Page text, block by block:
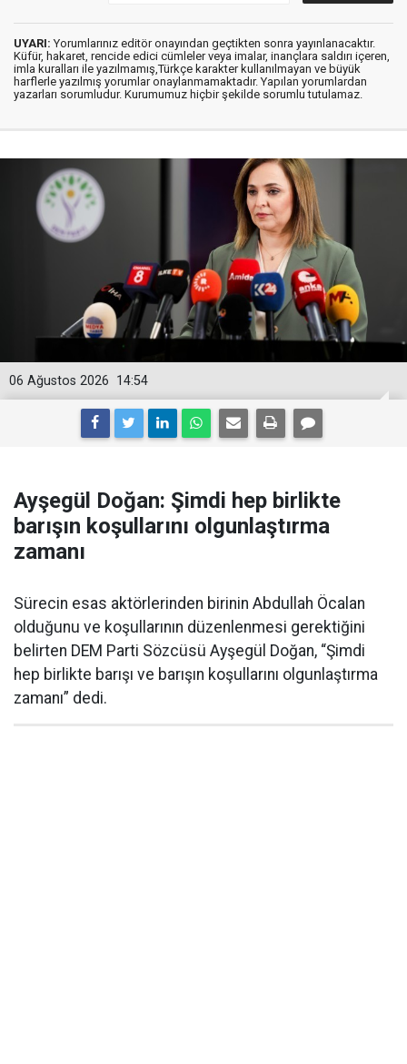
UYARI: Yorumlarınız editör onayından geçtikten sonra yayınlanacaktır.
Küfür, hakaret, rencide edici cümleler veya imalar, inançlara saldırı içeren,
imla kuralları ile yazılmamış,Türkçe karakter kullanılmayan ve büyük
harflerle yazılmış yorumlar onaylanmamaktadır. Yapılan yorumlardan
yazarları sorumludur. Kurumumuz hiçbir şekilde sorumlu tutulamaz.
14:54
06 Ağustos 2026
Ayşegül Doğan: Şimdi hep birlikte
barışın koşullarını olgunlaştırma
zamanı
Sürecin esas aktörlerinden birinin Abdullah Öcalan
olduğunu ve koşullarının düzenlenmesi gerektiğini
belirten DEM Parti Sözcüsü Ayşegül Doğan, “Şimdi
hep birlikte barışı ve barışın koşullarını olgunlaştırma
zamanı” dedi.